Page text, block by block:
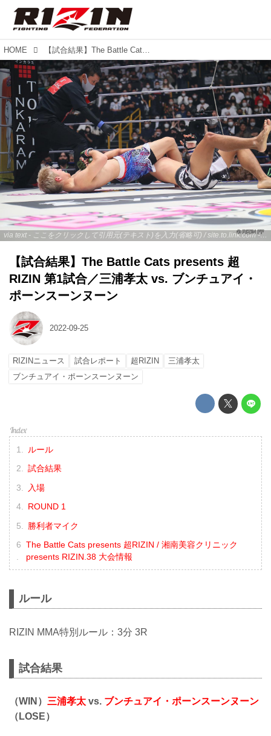
HOME 【試合結果】The Battle Cats presents 超RIZIN 第1試合／三浦孝太 vs. ブンチュアイ・ポーンスーンヌーン
via text - ここをクリックして引用元(テキスト)を入力(省略可) / site.to.link.com - ここをクリックして引用元を入力(省略可)
【試合結果】The Battle Cats presents 超
RIZIN 第1試合／三浦孝太 vs. ブンチュアイ・
ポーンスーンヌーン
2022-09-25
RIZINニュース 試合レポート 超RIZIN
三浦孝太
ブンチュアイ・ポーンスーンヌーン
ルール
試合結果
入場
ROUND 1
勝利者マイク
The Battle Cats presents 超RIZIN / 湘南美容クリニック
presents RIZIN.38 大会情報
ルール
RIZIN MMA特別ルール：3分 3R
試合結果
（WIN） 三浦孝太 vs. ブンチュアイ・ポーンスーンヌーン
（LOSE）